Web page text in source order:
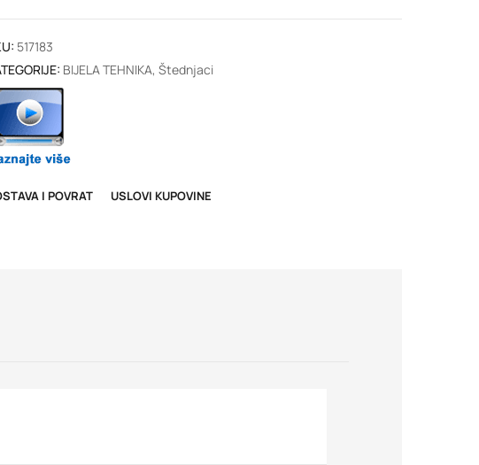
517183
BIJELA TEHNIKA, Štednjaci
I POVRAT USLOVI KUPOVINE